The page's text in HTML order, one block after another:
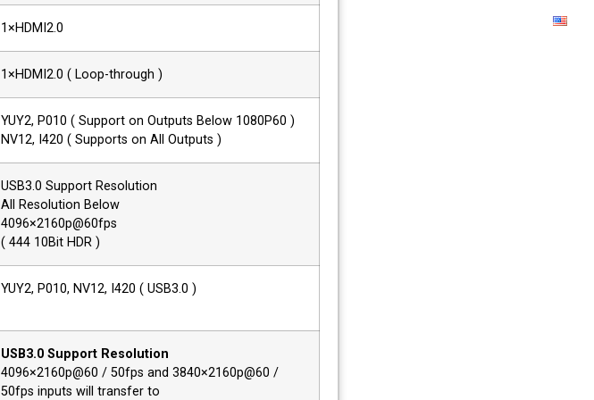
1×HDMI2.0
1×HDMI2.0 ( Loop-through )
YUY2, P010 ( Support on Outputs Below 1080P60 )
NV12, I420 ( Supports on All Outputs )
USB3.0 Support Resolution
All Resolution Below
4096×2160p@60fps
( 444 10Bit HDR )
YUY2, P010, NV12, I420 ( USB3.0 )
USB3.0 Support Resolution
4096×2160p@60 / 50fps and 3840×2160p@60 /
50fps inputs will transfer to